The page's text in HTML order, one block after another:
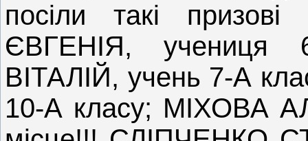
посіли такі
ЄВГЕНІЯ,
ВІТАЛІЙ, учень 7-А
10-А класу; МІХОВА